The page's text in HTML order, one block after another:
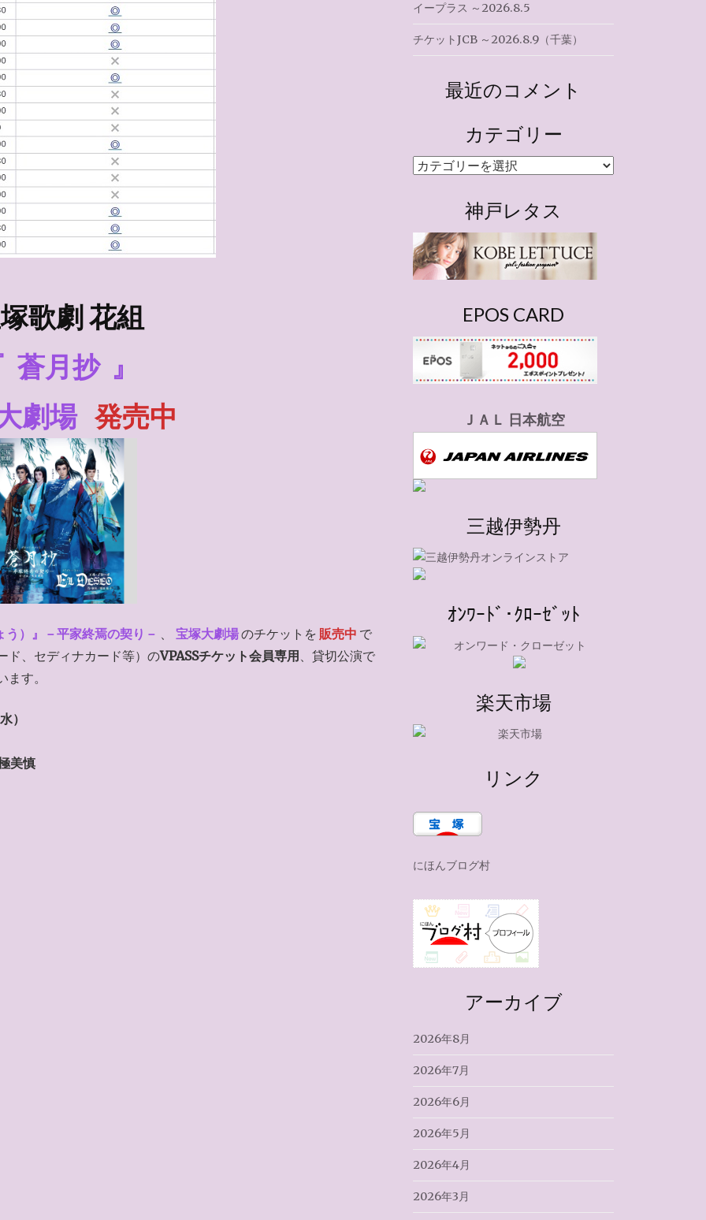
歌劇 花組
蒼月抄 』
劇場 発売中
）』－平家終焉の契り－ 、 宝塚大劇場のチケットを 販売中 で
ド、セディナカード等）のVPASSチケット会員専用 、貸切公演で
ます。
）
美慎
イープラス ～2026.8.5
チケットJCB ～2026.8.9（千葉）
最近のコメント
カテゴリー
カ
ー
神戸レタス
EPOS CARD
ＪＡＬ 日本航空
三越伊勢丹
ｵﾝﾜｰﾄﾞ･ｸﾛｰｾﾞｯﾄ
楽天市場
リンク
にほんブログ村
アーカイブ
2026年8月
2026年7月
2026年6月
2026年5月
2026年4月
2026年3月